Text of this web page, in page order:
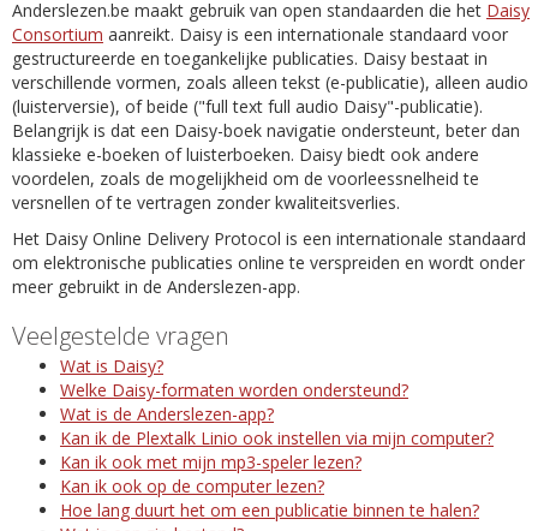
Anderslezen.be maakt gebruik van open standaarden die het Daisy
Consortium aanreikt. Daisy is een internationale standaard voor
gestructureerde en toegankelijke publicaties. Daisy bestaat in
verschillende vormen, zoals alleen tekst (e-publicatie), alleen audio
(luisterversie), of beide ("full text full audio Daisy"-publicatie).
Belangrijk is dat een Daisy-boek navigatie ondersteunt, beter dan
klassieke e-boeken of luisterboeken. Daisy biedt ook andere
voordelen, zoals de mogelijkheid om de voorleessnelheid te
versnellen of te vertragen zonder kwaliteitsverlies.
Het Daisy Online Delivery Protocol is een internationale standaard
om elektronische publicaties online te verspreiden en wordt onder
meer gebruikt in de Anderslezen-app.
Veelgestelde vragen
Wat is Daisy?
Welke Daisy-formaten worden ondersteund?
Wat is de Anderslezen-app?
Kan ik de Plextalk Linio ook instellen via mijn computer?
Kan ik ook met mijn mp3-speler lezen?
Kan ik ook op de computer lezen?
Hoe lang duurt het om een publicatie binnen te halen?